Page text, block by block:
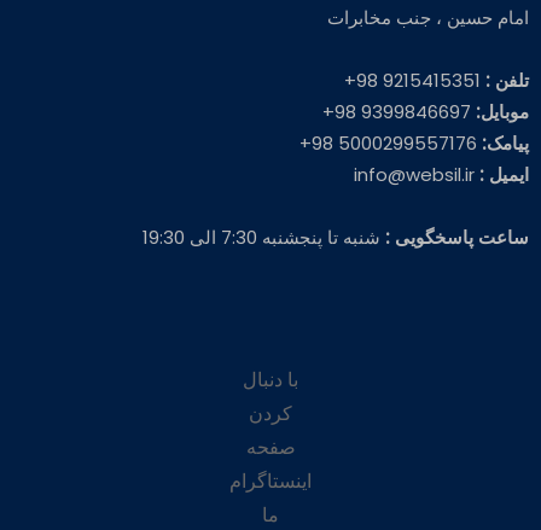
امام حسین ، جنب مخابرات
تلفن :
موبایل:
پیامک:
ایمیل :
ساعت پاسخگویی : شنبه تا پنجشنبه 7:30 الی 19:30
با دنبال
کردن
صفحه
اینستاگرام
ما